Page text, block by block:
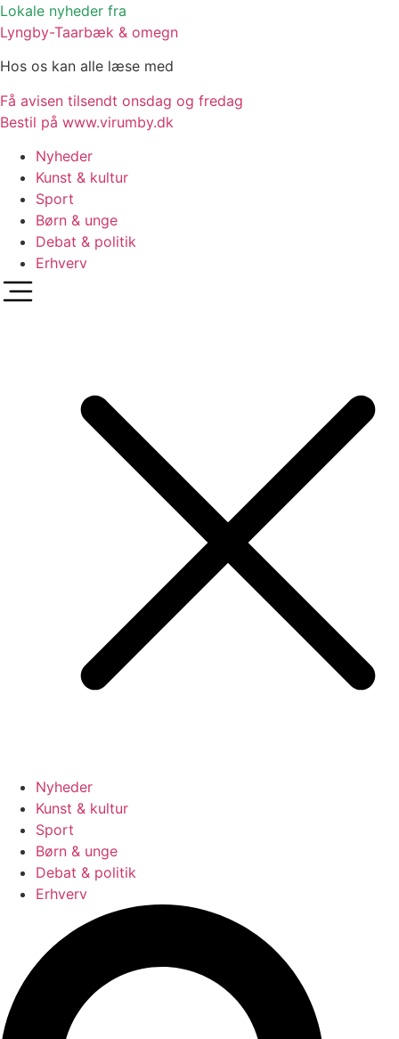
Lokale nyheder fra
Lyngby-Taarbæk & omegn
Hos os kan alle læse med
Få avisen tilsendt onsdag og fredag
Bestil på www.virumby.dk
Nyheder
Kunst & kultur
Sport
Børn & unge
Debat & politik
Erhverv
Nyheder
Kunst & kultur
Sport
Børn & unge
Debat & politik
Erhverv